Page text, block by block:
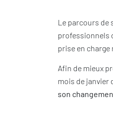
Le parcours de
professionnels
prise en
Afin de mieux
mois de janvier
son